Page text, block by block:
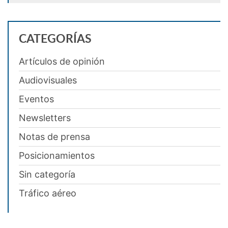
CATEGORÍAS
Artículos de opinión
Audiovisuales
Eventos
Newsletters
Notas de prensa
Posicionamientos
Sin categoría
Tráfico aéreo